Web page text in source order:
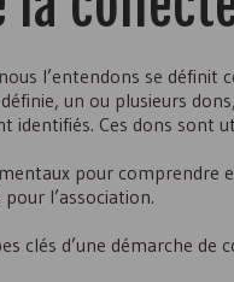
l’entendons se
un ou plusieurs
identifiés. Ces dons sont
pour comprendre
l’association.
clés d’une démarche